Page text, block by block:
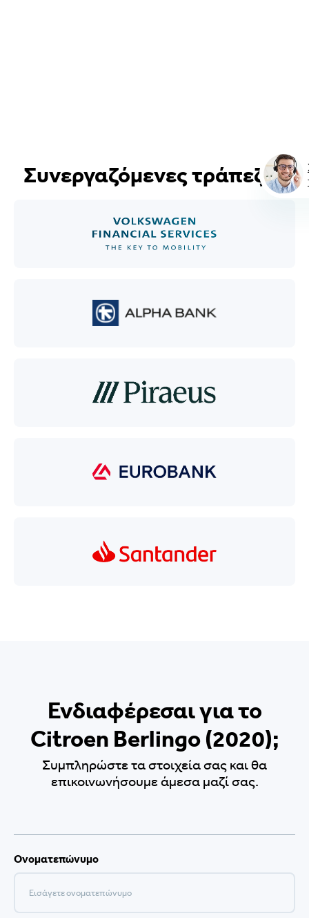
Συνεργαζόμενες τράπεζες
Ενδιαφέρεσαι για το
Citroen Berlingo (2020);
Συμπληρώστε τα στοιχεία σας και θα
επικοινωνήσουμε άμεσα μαζί σας.
Ονοματεπώνυμο